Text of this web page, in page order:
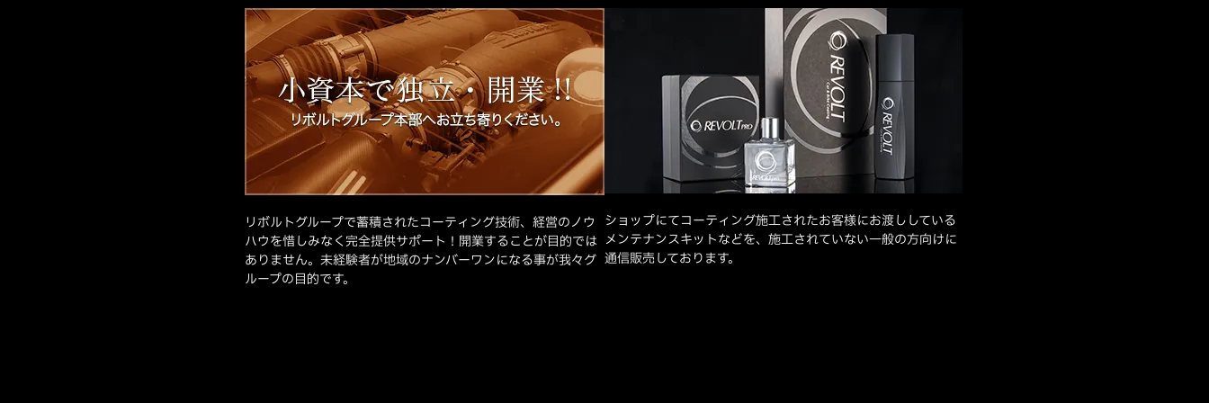
リボルトグループで蓄積されたコーティング技術、経営のノウ
ハウを惜しみなく完全提供サポート！開業することが目的では
ありません。未経験者が地域のナンバーワンになる事が我々グ
ループの目的です。
ショップにてコーティング施工されたお客様にお渡ししている
メンテナンスキットなどを、施工されていない一般の方向けに
通信販売しております。